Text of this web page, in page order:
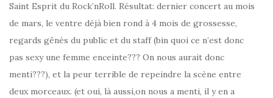
Saint Esprit du Rock’nRoll. Résultat: dernier concert au mois
de mars, le ventre déjà bien rond à 4 mois de grossesse,
regards gênés du public et du staff (bin quoi ce n’est donc
pas sexy une femme enceinte??? On nous aurait donc
menti???), et la peur terrible de repeindre la scène entre
deux morceaux. (et oui, là aussi,on nous a menti, il y en a